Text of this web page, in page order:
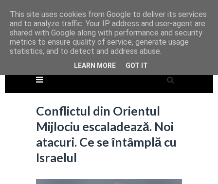
Conflictul din Orientul
Mijlociu escaladează. Noi
atacuri. Ce se întâmplă cu
Israelul
This site uses cookies from Google to deliver its services
and to analyze traffic. Your IP address and user-agent are
shared with Google along with performance and security
metrics to ensure quality of service, generate usage
statistics, and to detect and address abuse.
LEARN MORE GOT IT